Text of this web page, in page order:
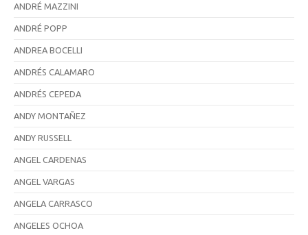
ANDRÉ MAZZINI
ANDRÉ POPP
ANDREA BOCELLI
ANDRÉS CALAMARO
ANDRÉS CEPEDA
ANDY MONTAÑEZ
ANDY RUSSELL
ANGEL CARDENAS
ANGEL VARGAS
ANGELA CARRASCO
ANGELES OCHOA